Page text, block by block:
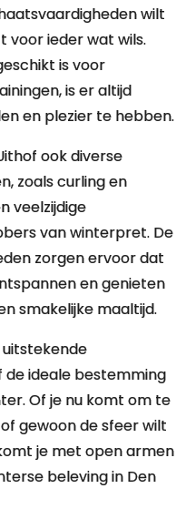
wilt
voor ieder wat wils.
is voor
is er altijd
en plezier te hebben.
ook diverse
zoals curling en
veelzijdige
van winterpret. De
zorgen ervoor dat
en genieten
smakelijke maaltijd.
de ideale bestemming
Of je nu komt om te
gewoon de sfeer wilt
je met open armen
beleving in Den